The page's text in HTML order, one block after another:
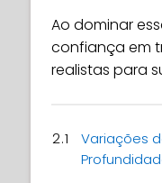
Ao dominar
confiança em
realistas para
2.1
Variações